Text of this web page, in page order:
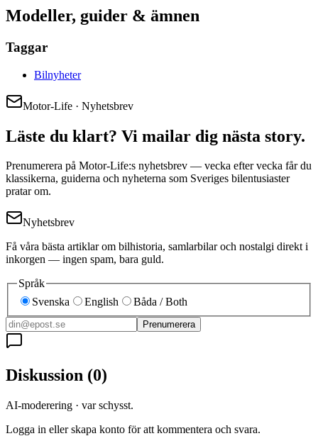
Modeller, guider & ämnen
Taggar
Bilnyheter
Motor-Life · Nyhetsbrev
Läste du klart? Vi mailar dig nästa story.
Prenumerera på Motor-Life:s nyhetsbrev — vecka efter vecka får du
klassikerna, guiderna och nyheterna som Sveriges bilentusiaster
pratar om.
Nyhetsbrev
Få våra bästa artiklar om bilhistoria, samlarbilar och nostalgi direkt i
inkorgen — ingen spam, bara guld.
Språk
Svenska
English Båda / Both
Prenumerera
Diskussion (0)
AI-moderering · var schysst.
Logga in eller skapa konto för att kommentera och svara.